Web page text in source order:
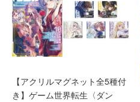
【アクリルマグネット全5種付
き】ゲーム世界転生〈ダン